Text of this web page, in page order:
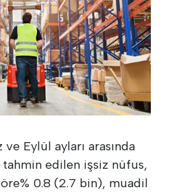
Eylül ayları arasında
edilen işsiz nüfus,
0.8 (2.7 bin), muadil